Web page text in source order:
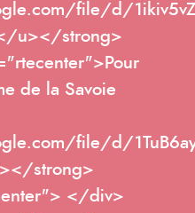
file/d/
u></strong>
de la Savoie
file/d/
strong>
</div>